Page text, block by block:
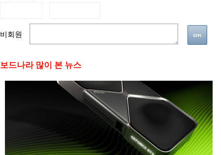
비회원
보드나라 많이 본 뉴스